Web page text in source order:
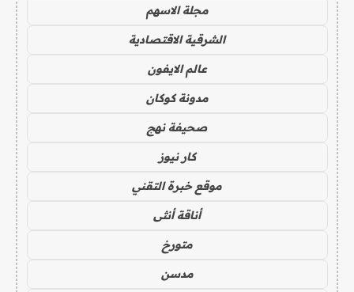
مجلة الاسهم
الشرقية الاقتصادية
عالم الايفون
مدونة كوكان
صحيفة نهج
كار نيوز
موقع خبرة التقني
أناقة أنثى
متورخ
مدسن